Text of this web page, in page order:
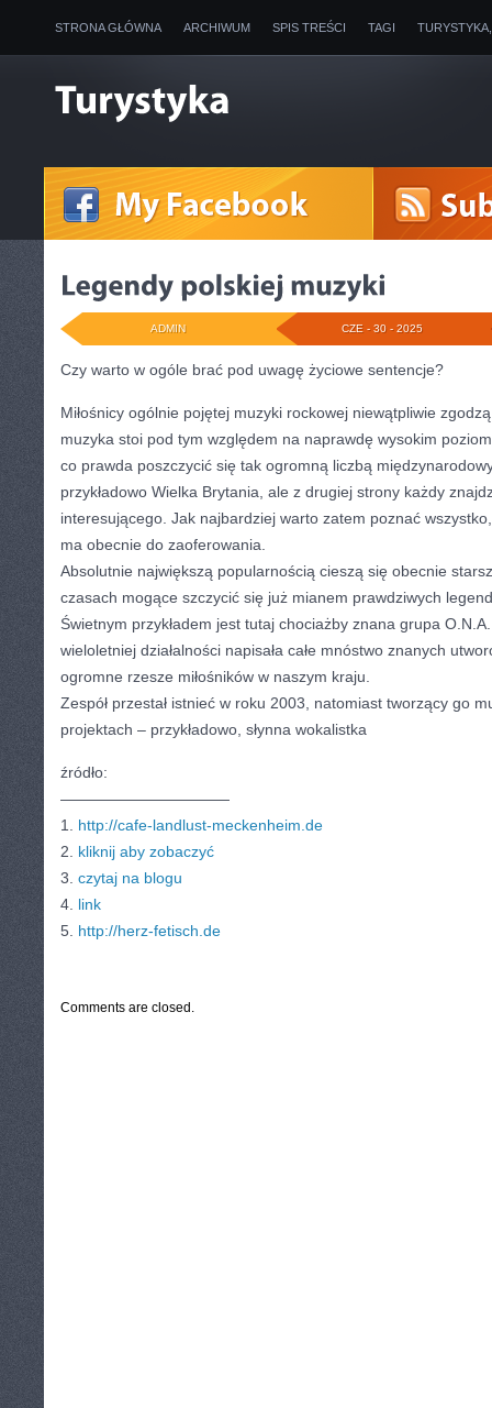
STRONA GŁÓWNA ARCHIWUM SPIS TREŚCI TAGI
CZE - 30 - 2025
ADMIN
Czy warto w ogóle brać pod uwagę życiowe sentencje?
Miłośnicy ogólnie pojętej muzyki rockowej niewątpliwie
muzyka stoi pod tym względem na naprawdę wysokim
co prawda poszczycić się tak ogromną liczbą
przykładowo Wielka Brytania, ale z drugiej strony każdy
interesującego. Jak najbardziej warto zatem poznać
ma obecnie do zaoferowania.
Absolutnie największą popularnością cieszą się obecnie
czasach mogące szczycić się już mianem prawdziwych
Świetnym przykładem jest tutaj chociażby znana grupa
wieloletniej działalności napisała całe mnóstwo znanych
ogromne rzesze miłośników w naszym kraju.
Zespół przestał istnieć w roku 2003, natomiast tworzący go
projektach – przykładowo, słynna wokalistka
źródło:
———————————
1. http://cafe-landlust-meckenheim.de
2. kliknij aby zobaczyć
3. czytaj na blogu
4. link
5. http://herz-fetisch.de
Comments are closed.